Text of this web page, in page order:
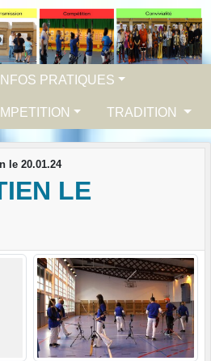
INFOS PRATIQUES
TRADITION
le 20.01.24
LE